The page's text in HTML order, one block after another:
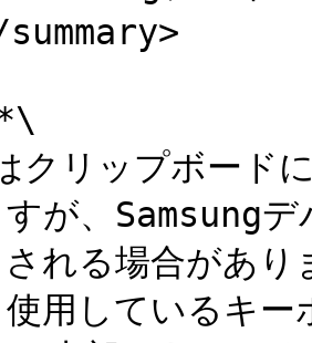
クリップボード
が、Samsung
れる場合があ
用しているキ